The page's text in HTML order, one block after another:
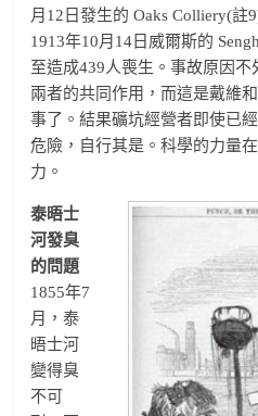
月12日發生的 Oaks Colliery(註
1913年10月14日威爾斯的
至造成439人喪生。事故原因
兩者的共同作用，而這是戴維
事了。結果礦坑經營者即使已
危險，自行其是。科學的力量
力。
泰晤士
河發臭
的問題
1855年7
月，泰
晤士河
變得臭
不可